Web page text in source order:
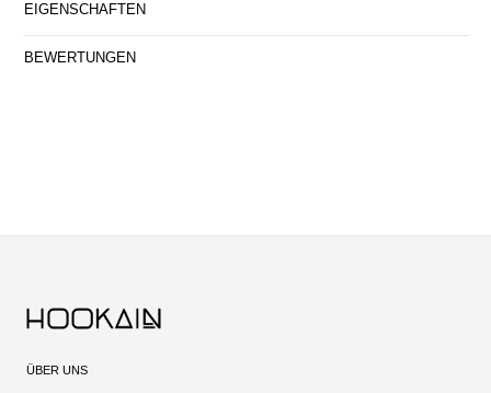
EIGENSCHAFTEN
BEWERTUNGEN
ÜBER UNS